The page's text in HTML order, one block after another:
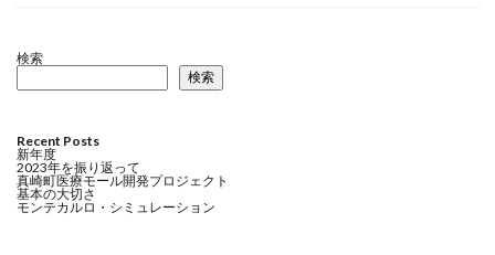
検索
検索
Recent Posts
新年度
2023年を振り返って
真崎町医療モール開発プロジェクト
基本の大切さ
モンテカルロ・シミュレーション